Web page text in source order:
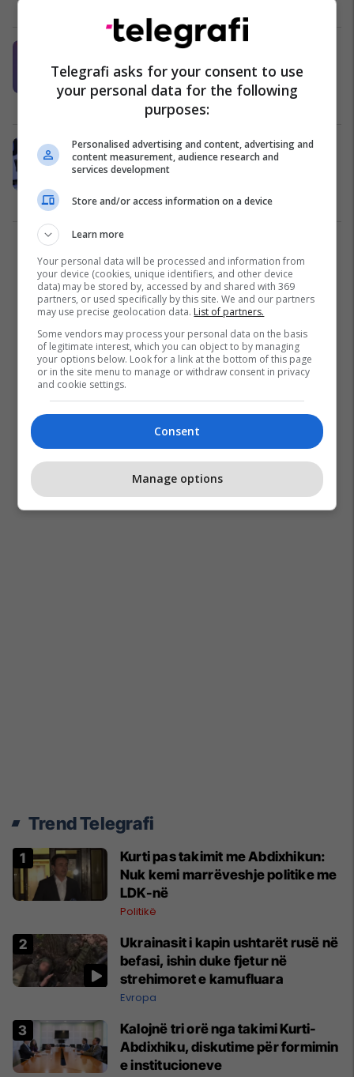
Kabashi: Zakonisht Haradinaj në
fushatë ashpërson fjalorin ndaj
kundër kandidatëve
Analistët: Zgjedhja e Isa Mustafës
në krye të LDK-së, evitoi përplasjen
Kosovë 05/08/2019
Trend Telegrafi
Kurti pas takimit me Abdixhikun:
Nuk kemi marrëveshje politike me
LDK-në
Politikë
Ukrainasit i kapin ushtarët rusë në
befasi, ishin duke fjetur në
strehimoret e kamufluara
Evropa
Kalojnë tri orë nga takimi Kurti-
Abdixhiku, diskutime për formimin
e institucioneve
Telegrafi asks for your consent to use
your personal data for the following
purposes:
Personalised advertising and content, advertising and
content measurement, audience research and
services development
Store and/or access information on a device
Learn more
Your personal data will be processed and information from
your device (cookies, unique identifiers, and other device
data) may be stored by, accessed by and shared with 369
partners, or used specifically by this site. We and our partners
may use precise geolocation data. List of partners.
Some vendors may process your personal data on the basis
of legitimate interest, which you can object to by managing
your options below. Look for a link at the bottom of this page
or in the site menu to manage or withdraw consent in privacy
and cookie settings.
Consent
Manage options